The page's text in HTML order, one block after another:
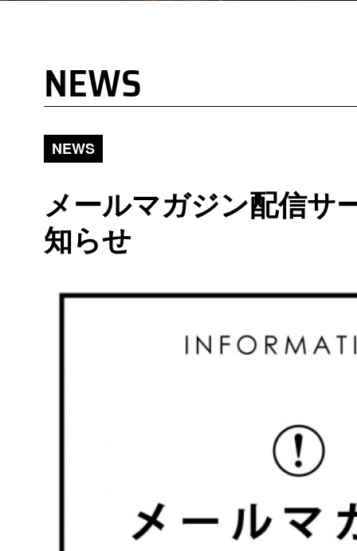
NEWS
NEWS
メールマガジン配信サ
知らせ